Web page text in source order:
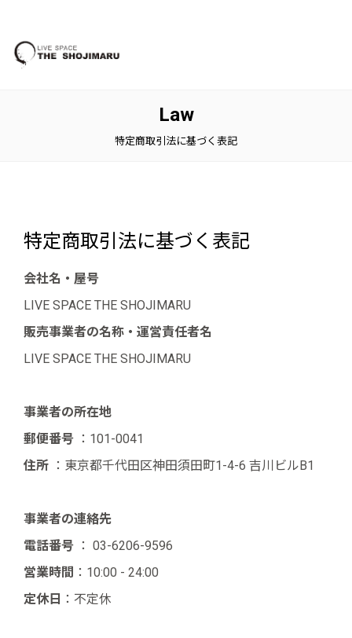
Law
特定商取引法に基づく表記
特定商取引法に基づく表記
会社名・屋号
LIVE SPACE THE SHOJIMARU
販売事業者の名称・運営責任者名
LIVE SPACE THE SHOJIMARU
事業者の所在地
郵便番号 ：101-0041
住所 ：東京都千代田区神田須田町1-4-6 吉川ビルB1
事業者の連絡先
電話番号 ： 03-6206-9596
営業時間 ：10:00 - 24:00
定休日 ：不定休